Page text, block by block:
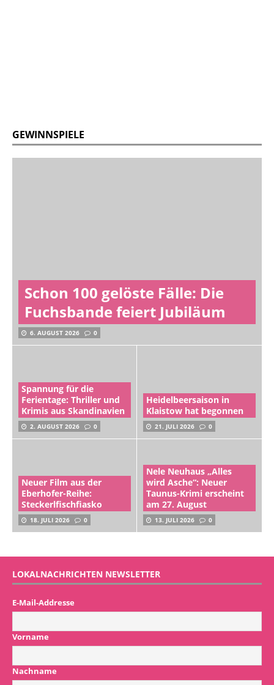
GEWINNSPIELE
Schon 100 gelöste Fälle: Die
Fuchsbande feiert Jubiläum
6. AUGUST 2026 0
Spannung für die
Ferientage: Thriller und
Krimis aus Skandinavien
2. AUGUST 2026 0
Heidelbeersaison in
Klaistow hat begonnen
21. JULI 2026 0
Neuer Film aus der
Eberhofer-Reihe:
Steckerlfischfiasko
18. JULI 2026 0
Nele Neuhaus „Alles
wird Asche“: Neuer
Taunus-Krimi erscheint
am 27. August
13. JULI 2026 0
LOKALNACHRICHTEN NEWSLETTER
E-Mail-Addresse
Vorname
Nachname